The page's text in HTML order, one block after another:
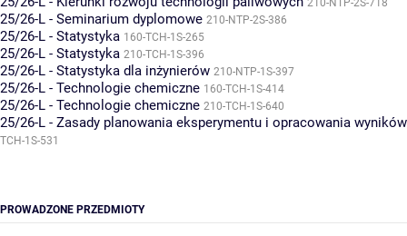
210-NTP-2S-718
25/26-L - Seminarium dyplomowe 210-NTP-2S-386
25/26-L - Statystyka 160-TCH-1S-265
25/26-L - Statystyka 210-TCH-1S-396
25/26-L - Statystyka dla inżynierów 210-NTP-1S-397
25/26-L - Technologie chemiczne 160-TCH-1S-414
25/26-L - Technologie chemiczne 210-TCH-1S-640
25/26-L - Zasady planowania eksperymentu i opracowania
TCH-1S-531
PROWADZONE PRZEDMIOTY